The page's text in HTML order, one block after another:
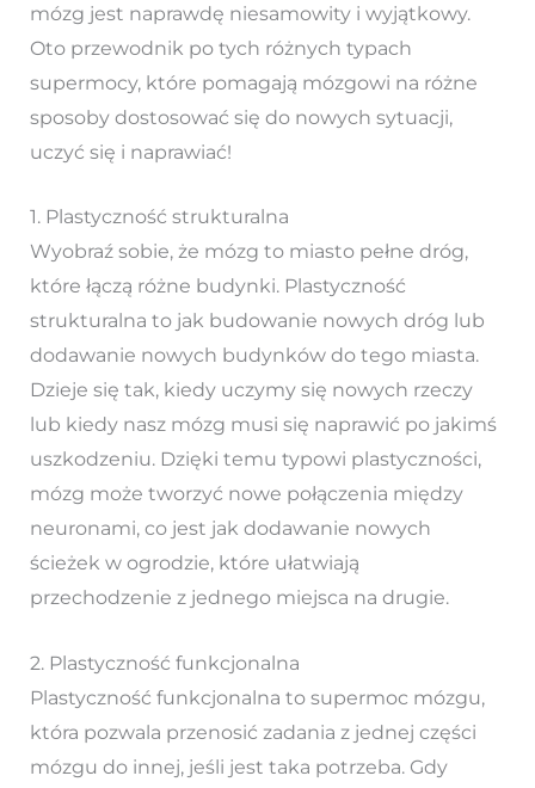
mózg jest naprawdę niesamowity i wyjątkowy.
Oto przewodnik po tych różnych typach
supermocy, które pomagają mózgowi na różne
sposoby dostosować się do nowych sytuacji,
uczyć się i naprawiać!
1. Plastyczność strukturalna
Wyobraź sobie, że mózg to miasto pełne dróg,
które łączą różne budynki. Plastyczność
strukturalna to jak budowanie nowych dróg lub
dodawanie nowych budynków do tego miasta.
Dzieje się tak, kiedy uczymy się nowych rzeczy
lub kiedy nasz mózg musi się naprawić po jakimś
uszkodzeniu. Dzięki temu typowi plastyczności,
mózg może tworzyć nowe połączenia między
neuronami, co jest jak dodawanie nowych
ścieżek w ogrodzie, które ułatwiają
przechodzenie z jednego miejsca na drugie.
2. Plastyczność funkcjonalna
Plastyczność funkcjonalna to supermoc mózgu,
która pozwala przenosić zadania z jednej części
mózgu do innej, jeśli jest taka potrzeba. Gdy